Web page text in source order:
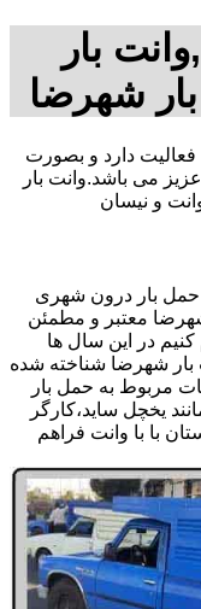
بار
شهرضا
فعالیت دارد و بصورت
می باشد.وانت بار
و نیسان
بار درون شهری
معتبر و مطمئن
کنیم در این سال ها
بار شهرضا شناخته شده
مربوط به حمل بار
یخچل ساید،کارگر
با با وانت فراهم